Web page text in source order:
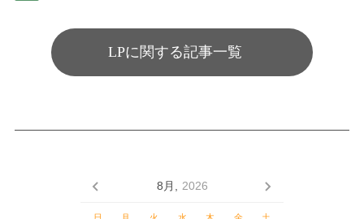
LPに関する記事一覧
8月, 2026